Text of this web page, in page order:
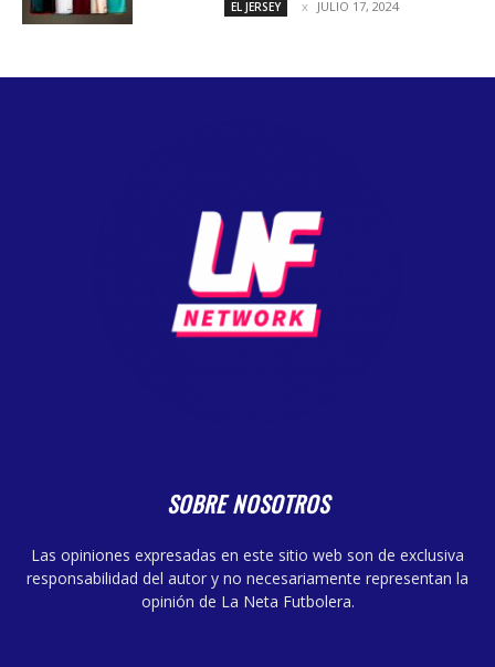
EL JERSEY JULIO 17, 2024
SOBRE NOSOTROS
Las opiniones expresadas en este sitio web son de exclusiva
responsabilidad del autor y no necesariamente representan la
opinión de La Neta Futbolera.